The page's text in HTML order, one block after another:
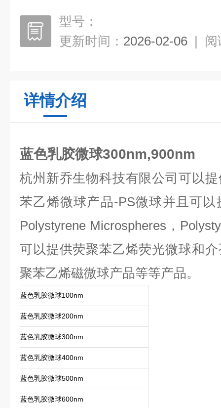
型号：
更新时间： 2026-02-06 | 阅
详情介绍
蓝色乳胶微球300nm,900nm
杭州新乔生物科技有限公司可以
苯乙烯微球产品-PS微球并且可以
Polystyrene Microspheres ，
可以提供荧聚苯乙烯荧光微球和
聚苯乙烯磁微球产品等等产品。
蓝色乳胶微球100nm
蓝色乳胶微球200nm
蓝色乳胶微球300nm
蓝色乳胶微球400nm
蓝色乳胶微球500nm
蓝色乳胶微球600nm